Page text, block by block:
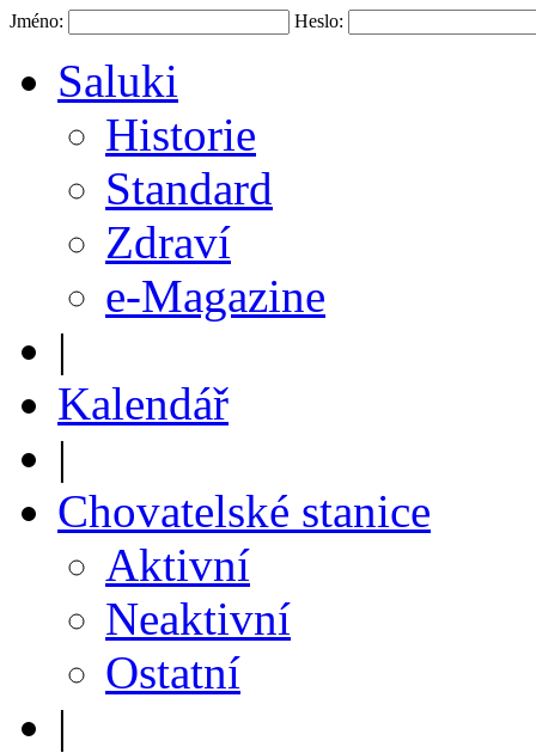
Jméno: Heslo:
Saluki
Historie
Standard
Zdraví
e-Magazine
|
Kalendář
|
Chovatelské stanice
Aktivní
Neaktivní
Ostatní
|